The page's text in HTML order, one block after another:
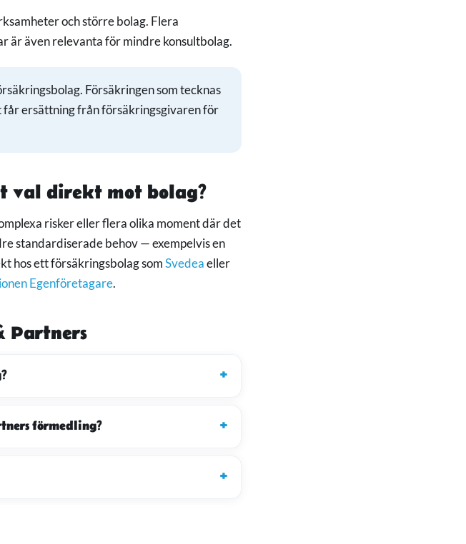
och större bolag. Flera
är även relevanta för mindre konsultbolag.
Försäkringen som tecknas
ersättning från försäkringsgivaren för
val direkt mot bolag?
risker eller flera olika moment där det
standardiserade behov — exempelvis en
hos ett försäkringsbolag somSvedeaeller
Egenföretagare.
Partners
förmedling?